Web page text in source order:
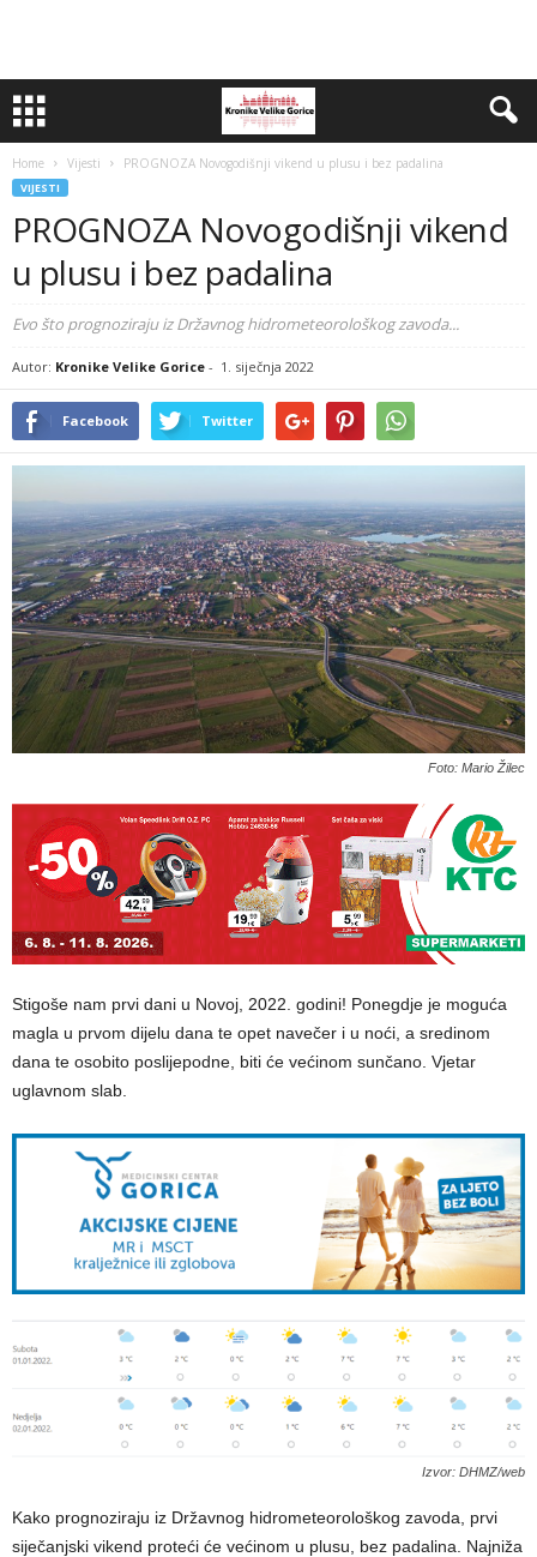
Home Vijesti PROGNOZA Novogodišnji vikend u plusu i bez padalina
VIJESTI
PROGNOZA Novogodišnji vikend
u plusu i bez padalina
Evo što prognoziraju iz Državnog hidrometeorološkog zavoda...
Autor: Kronike Velike Gorice - 1. siječnja 2022
Facebook Twitter
Foto: Mario Žilec
Stigoše nam prvi dani u Novoj, 2022. godini! Ponegdje je moguća
magla u prvom dijelu dana te opet navečer i u noći, a sredinom
dana te osobito poslijepodne, biti će većinom sunčano. Vjetar
uglavnom slab.
Izvor: DHMZ/web
Kako prognoziraju iz Državnog hidrometeorološkog zavoda, prvi
siječanjski vikend proteći će većinom u plusu, bez padalina. Najniža